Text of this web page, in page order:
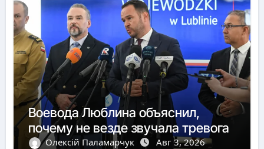
Воевода Люблина объяснил,
почему не везде звучала тревога
Олексій Паламарчук Авг 3, 2026